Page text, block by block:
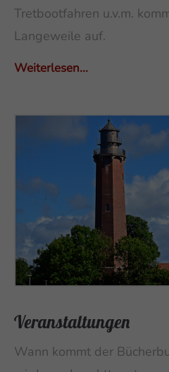
Tretbootfahren u.v.m.
Langeweile auf.
Weiterlesen...
Veranstaltungen
Wann kommt der